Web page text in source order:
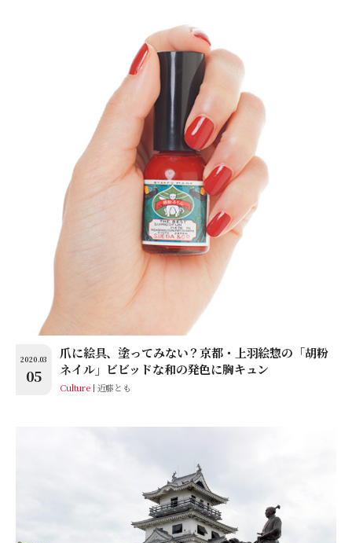
2020.03
05
爪に絵具、塗ってみない？京都・上羽絵惣の「胡粉
ネイル」ビビッドな和の発色に胸キュン
Culture 近藤とも